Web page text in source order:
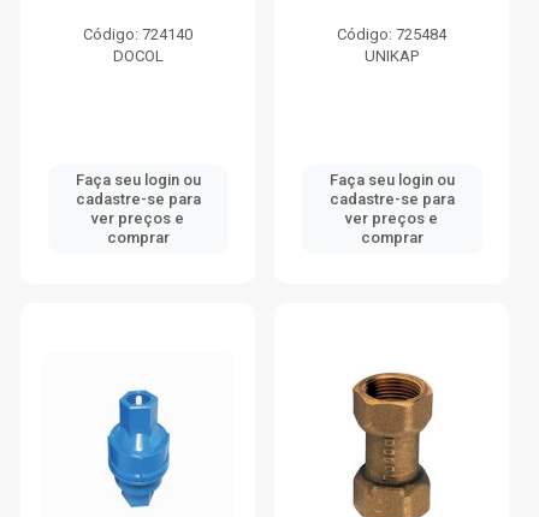
Código: 724140
DOCOL
Faça seu login ou
cadastre-se para
ver preços e
comprar
Código: 725484
UNIKAP
Faça seu login ou
cadastre-se para
ver preços e
comprar